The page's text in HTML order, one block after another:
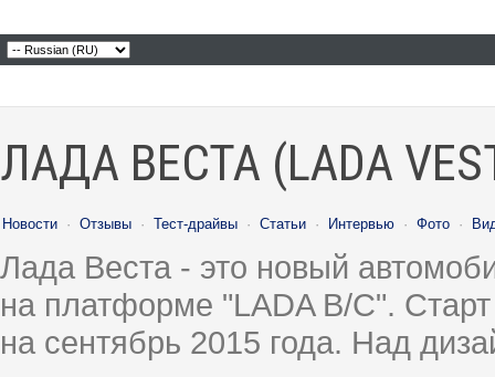
ЛАДА ВЕСТА (LADA
Новости · Отзывы · Тест-драйвы · Статьи · Интервью · Фото ·
Лада Веста - это новый
на платформе "LADA B/C".
на сентябрь 2015 года. Над